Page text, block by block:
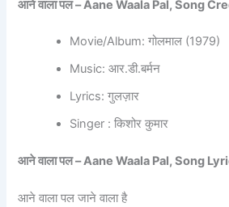
आने वाला पल – Aane Waala Pal, Song
Movie/Album: गोलमाल (1979)
Music: आर.डी.बर्मन
Lyrics: गुलज़ार
Singer : किशोर कुमार
आने वाला पल – Aane Waala Pal, Song
आने वाला पल जाने वाला है